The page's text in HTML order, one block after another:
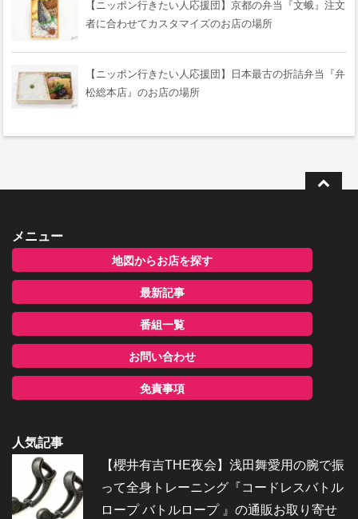
【ニッポン行きたい人応援団】京都の弁当『文蛾』注文
者に合わせてカスタマイズのお店の場所
【ニッポン行きたい人応援団】日本最古の折詰弁当『弁
松総本店』のお店の場所
メニュー
地図からお店を探す
最新記事
番組一覧
お問い合わせ
免責事項
人気記事
【櫻井有吉THE夜会】浅田舞愛用の腕で振
って全身トレーニング『コードレスバトル
ロープ バトルロープ 』の通販お取り寄せ